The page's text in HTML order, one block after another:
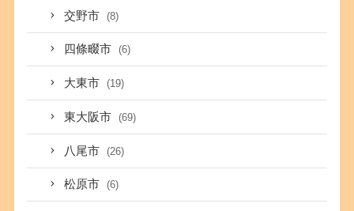
交野市 (8)
四條畷市 (6)
大東市 (19)
東大阪市 (69)
八尾市 (26)
松原市 (6)